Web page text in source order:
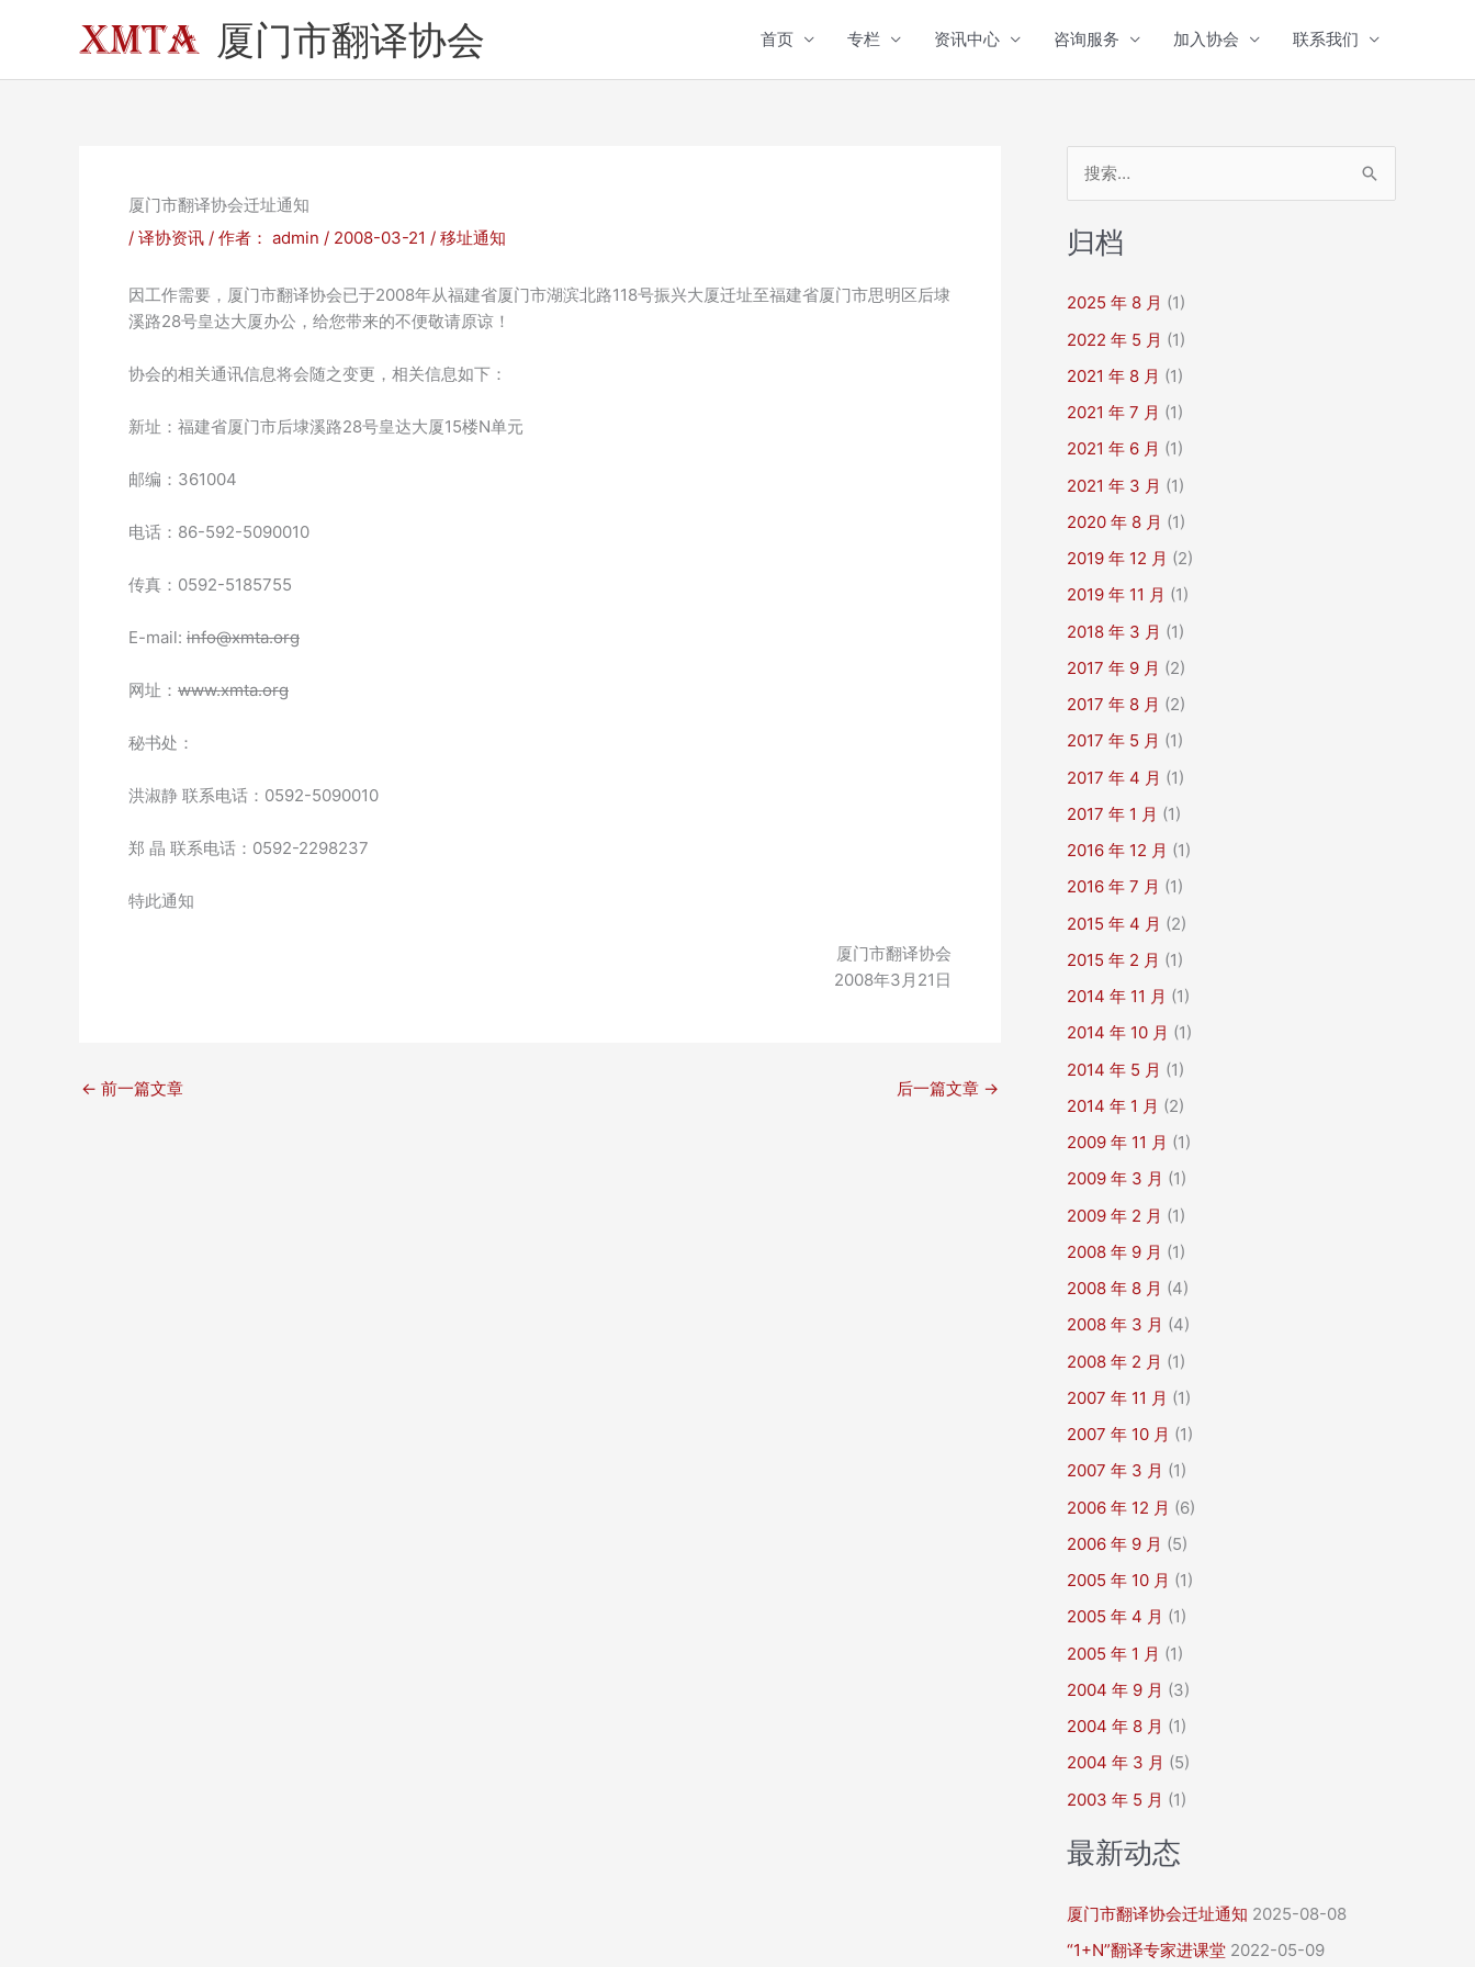
厦门市翻译协会 首页 专栏 资讯中心 咨询服务 加入协会 联系我们
厦门市翻译协会迁址通知
/ 译协资讯 / 作者： admin / 2008-03-21 / 移址通知
因工作需要，厦门市翻译协会已于2008年从福建省厦门市湖滨北路118号振兴大厦迁址至福建省厦门市思明区后埭
溪路28号皇达大厦办公，给您带来的不便敬请原谅！
协会的相关通讯信息将会随之变更，相关信息如下：
新址：福建省厦门市后埭溪路28号皇达大厦15楼N单元
邮编：361004
电话：86-592-5090010
传真：0592-5185755
E-mail: info@xmta.org
网址： www.xmta.org
秘书处：
洪淑静 联系电话：0592-5090010
郑 晶 联系电话：0592-2298237
特此通知
厦门市翻译协会
2008年3月21日
← 前一篇文章 后一篇文章 →
：
归档
2025 年 8 月 (1)
2022 年 5 月 (1)
2021 年 8 月 (1)
2021 年 7 月 (1)
2021 年 6 月 (1)
2021 年 3 月 (1)
2020 年 8 月 (1)
2019 年 12 月 (2)
2019 年 11 月 (1)
2018 年 3 月 (1)
2017 年 9 月 (2)
2017 年 8 月 (2)
2017 年 5 月 (1)
2017 年 4 月 (1)
2017 年 1 月 (1)
2016 年 12 月 (1)
2016 年 7 月 (1)
2015 年 4 月 (2)
2015 年 2 月 (1)
2014 年 11 月 (1)
2014 年 10 月 (1)
2014 年 5 月 (1)
2014 年 1 月 (2)
2009 年 11 月 (1)
2009 年 3 月 (1)
2009 年 2 月 (1)
2008 年 9 月 (1)
2008 年 8 月 (4)
2008 年 3 月 (4)
2008 年 2 月 (1)
2007 年 11 月 (1)
2007 年 10 月 (1)
2007 年 3 月 (1)
2006 年 12 月 (6)
2006 年 9 月 (5)
2005 年 10 月 (1)
2005 年 4 月 (1)
2005 年 1 月 (1)
2004 年 9 月 (3)
2004 年 8 月 (1)
2004 年 3 月 (5)
2003 年 5 月 (1)
最新动态
厦门市翻译协会迁址通知 2025-08-08
“1+N”翻译专家进课堂 2022-05-09